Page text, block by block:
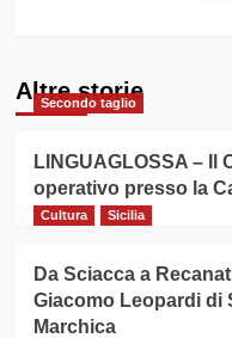
Altre storie
Secondo taglio
LINGUAGLOSSA – Il
operativo presso la
Cultura Sicilia
Da Sciacca a
Giacomo Leopardi di
Marchica